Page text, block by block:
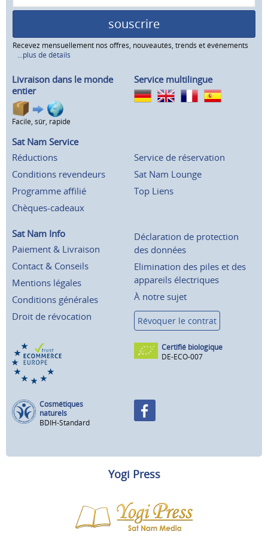
souscrire
Recevez mensuellement nos offres, nouveautés, trends et événements
...plus de détails
Livraison dans le monde
entier
Facile, sûr, rapide
Service multilingue
Sat Nam Service
Réductions
Conditions revendeurs
Programme affilié
Chèques-cadeaux
Service de réservation
Sat Nam Lounge
Top Liens
Sat Nam Info
Paiement & Livraison
Contact & Conseils
Mentions légales
Conditions générales
Droit de révocation
Déclaration de protection
des données
Elimination des piles et des
appareils électriques
À notre sujet
Révoquer le contrat
Certifié biologique
DE-ECO-007
Cosmétiques
naturels
BDIH-Standard
Yogi Press